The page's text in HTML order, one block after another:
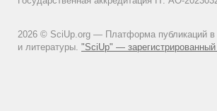
2026 © SciUp.org — Платформа публикаций в
и литературы. "SciUp" — зарегистрированный